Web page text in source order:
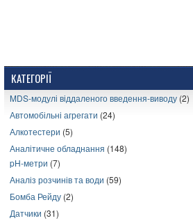
КАТЕГОРІЇ
MDS-модулі віддаленого введення-виводу (2)
Автомобільні агрегати (24)
Алкотестери (5)
Аналітичне обладнання (148)
pH-метри (7)
Аналіз розчинів та води (59)
Бомба Рейду (2)
Датчики (31)